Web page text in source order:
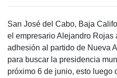
San José del Cabo, Baja
el empresario Alejandro Rojas
adhesión al partido de Nueva
para buscar la presidencia
próximo 6 de junio, esto luego